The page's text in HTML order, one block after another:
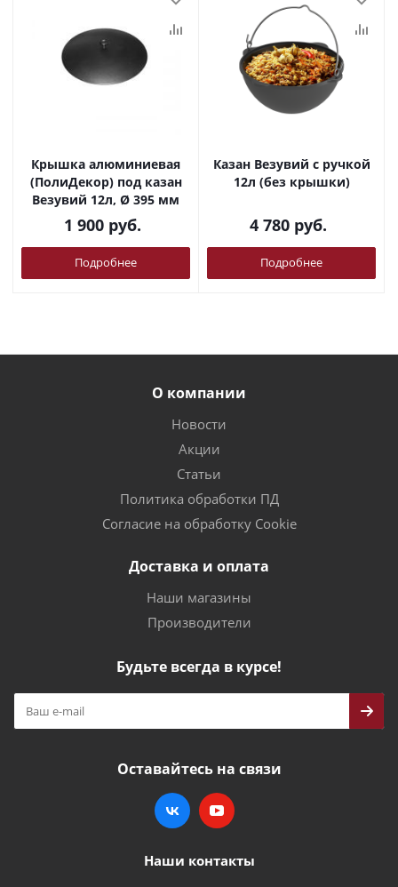
Крышка алюминиевая
(ПолиДекор) под казан
Везувий 12л, Ø 395 мм
1 900 руб.
Подробнее
Казан Везувий с ручкой
12л (без крышки)
4 780 руб.
Подробнее
О компании
Новости
Акции
Статьи
Политика обработки ПД
Согласие на обработку Cookie
Доставка и оплата
Наши магазины
Производители
Будьте всегда в курсе!
Оставайтесь на связи
Наши контакты